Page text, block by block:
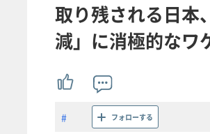
取り残される日本
減」に消極的な
フォローする